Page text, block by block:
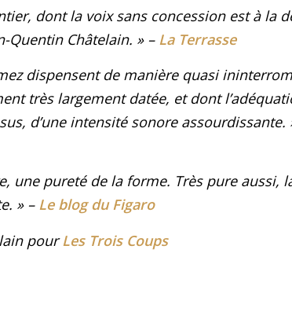
dont la voix sans concession est à la
Quentin Châtelain. » – La Terrasse
dispensent de manière quasi
très largement datée, et dont
d’une intensité sonore assourdissante.
une pureté de la forme. Très pure aussi,
. » – Le blog du Figaro
pourLes Trois Coups